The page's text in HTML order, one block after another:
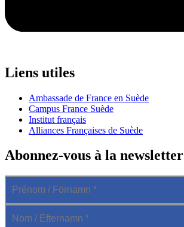
Liens utiles
Ambassade de France en Suède
Campus France Suède
Institut français
Alliances Françaises de Suède
Abonnez-vous à la newsletter